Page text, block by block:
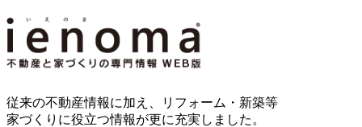
従来の不動産情報に加え、リフォーム・新築等
家づくりに役立つ情報が更に充実しました。